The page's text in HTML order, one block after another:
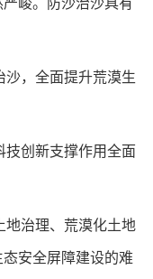
沙，全面提升荒漠生
技创新支撑作用全面
地治理、荒漠化土地
安全屏障建设的难